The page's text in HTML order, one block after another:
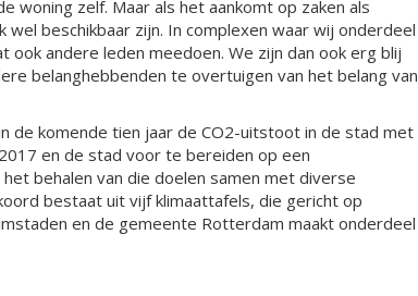
woning zelf. Maar als het aankomt op zaken als
beschikbaar zijn. In complexen waar wij onderdeel
ook andere leden meedoen. We zijn dan ook erg blij
belanghebbenden te overtuigen van het belang van
de komende tien jaar de CO2-uitstoot in de stad met
en de stad voor te bereiden op een
behalen van die doelen samen met diverse
bestaat uit vijf klimaattafels, die gericht op
en de gemeente Rotterdam maakt onderdeel